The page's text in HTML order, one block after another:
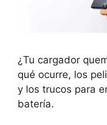
¿Tu cargador
qué ocurre, los
y los trucos para
batería.